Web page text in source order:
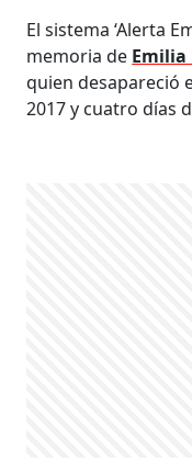
El sistema ‘Alerta
memoria de Emilia
quien desapareció
2017 y cuatro días